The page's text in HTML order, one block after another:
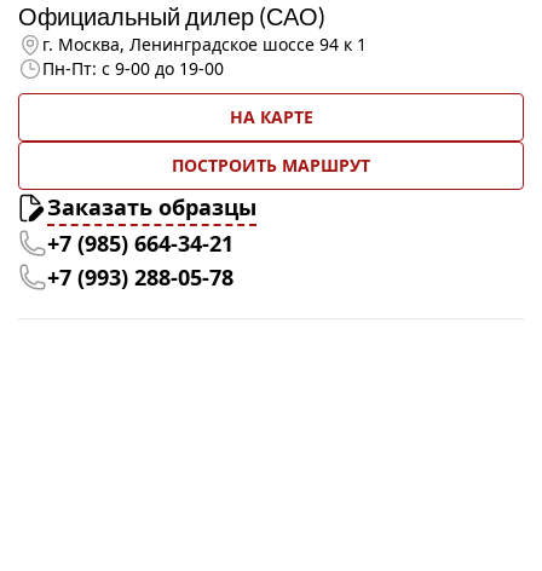
Официальный дилер (САО)
г. Москва, Ленинградское шоссе 94 к 1
Пн-Пт: с 9-00 до 19-00
НА КАРТЕ
ПОСТРОИТЬ МАРШРУТ
Заказать образцы
+7 (985) 664-34-21
+7 (993) 288-05-78